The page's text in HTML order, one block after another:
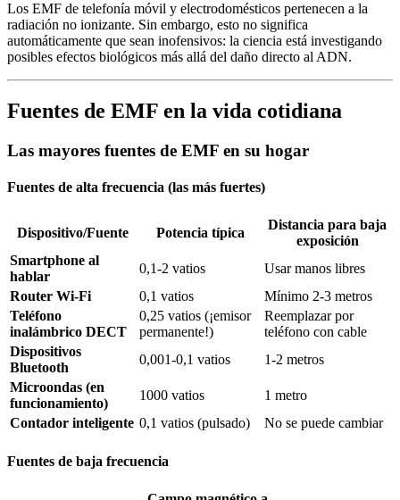
Los EMF de telefonía móvil y electrodomésticos pertenecen a la
radiación no ionizante. Sin embargo, esto no significa
automáticamente que sean inofensivos: la ciencia está investigando
posibles efectos biológicos más allá del daño directo al ADN.
Fuentes de EMF en la vida cotidiana
Las mayores fuentes de EMF en su hogar
Fuentes de alta frecuencia (las más fuertes)
Dispositivo/Fuente Potencia típica
Distancia para baja
exposición
Smartphone al
hablar
0,1-2 vatios
Usar manos libres
Router Wi-Fi
0,1 vatios
Mínimo 2-3 metros
Teléfono
inalámbrico DECT
0,25 vatios (¡emisor
permanente!)
Reemplazar por
teléfono con cable
Dispositivos
Bluetooth
0,001-0,1 vatios
1-2 metros
Microondas (en
funcionamiento)
1000 vatios
1 metro
Contador inteligente 0,1 vatios (pulsado) No se puede cambiar
Fuentes de baja frecuencia